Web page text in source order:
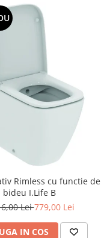
Rimless cu functie de
bideu I.Life B
Lei779,00 Lei
IN COS